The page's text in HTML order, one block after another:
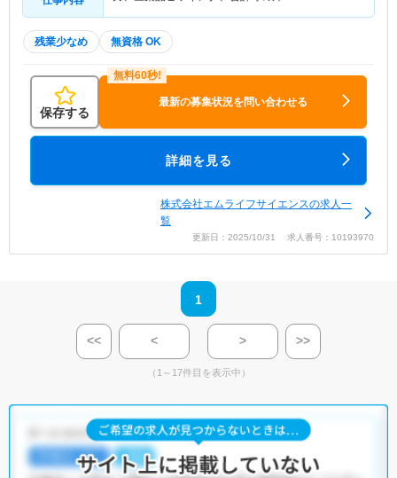
残業少なめ 無資格 OK
保存する
最新の募集状況を問い合わせる
詳細を見る
株式会社エムライフサイエンスの求人一
覧
更新日：2025/10/31 求人番号：10193970
1
<< < > >>
（1～17件目を表示中）